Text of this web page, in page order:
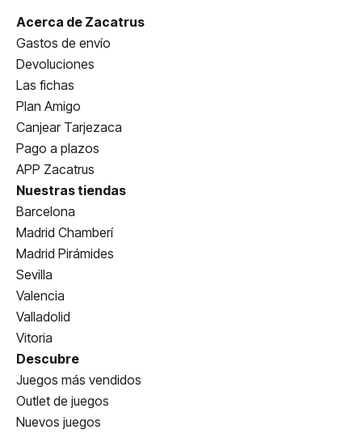
Acerca de Zacatrus
Gastos de envío
Devoluciones
Las fichas
Plan Amigo
Canjear Tarjezaca
Pago a plazos
APP Zacatrus
Nuestras tiendas
Barcelona
Madrid Chamberí
Madrid Pirámides
Sevilla
Valencia
Valladolid
Vitoria
Descubre
Juegos más vendidos
Outlet de juegos
Nuevos juegos